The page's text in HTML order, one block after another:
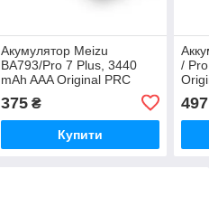
Акумулятор Meizu
BA793/Pro 7 Plus, 3440
mAh AAA Original PRC
375₴
Купити
/
497